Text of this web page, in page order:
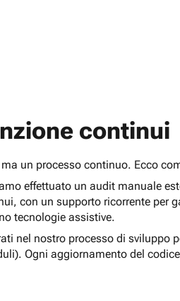
continui
un processo continuo. Ecco
effettuato un audit manuale
con un supporto ricorrente
tecnologie assistive.
nel nostro processo di
Ogni aggiornamento del